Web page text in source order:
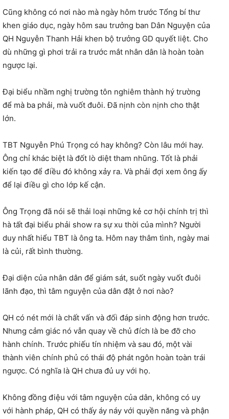
Cũng không có nơi nào mà ngày hôm trước Tổng bí thư
khen giáo dục, ngày hôm sau trưởng ban Dân Nguyện của
QH Nguyễn Thanh Hải khen bộ trưởng GD quyết liệt. Cho
dù những gì phơi trải ra trước mắt nhân dân là hoàn toàn
ngược lại.
Đại biểu nhầm nghị trường tôn nghiêm thành hý trường
để mà ba phải, mà vuốt đuôi. Đã nịnh còn nịnh cho thật
lớn.
TBT Nguyễn Phú Trọng có hay không? Còn lâu mới hay.
Ông chỉ khác biệt là đốt lò diệt tham nhũng. Tốt là phải
kiến tạo để điều đó không xảy ra. Và phải đợi xem ông ấy
để lại điều gì cho lớp kế cận.
Ông Trọng đã nói sẽ thải loại những kẻ cơ hội chính trị thì
hà tất đại biểu phải show ra sự xu thời của mình? Người
duy nhất hiểu TBT là ông ta. Hôm nay thâm tình, ngày mai
là củi, rất bình thường.
Đại diện của nhân dân để giám sát, suốt ngày vuốt đuôi
lãnh đạo, thì tâm nguyện của dân đặt ở nơi nào?
QH có nét mới là chất vấn và đối đáp sinh động hơn trước.
Nhưng cảm giác nó vẫn quay về chủ đích là be đỡ cho
hành chính. Trước phiếu tín nhiệm và sau đó, một vài
thành viên chính phủ có thái độ phát ngôn hoàn toàn trái
ngược. Có nghĩa là QH chưa đủ uy với họ.
Không đồng điệu với tâm nguyện của dân, không có uy
với hành pháp, QH có thấy áy náy với quyền năng và phận